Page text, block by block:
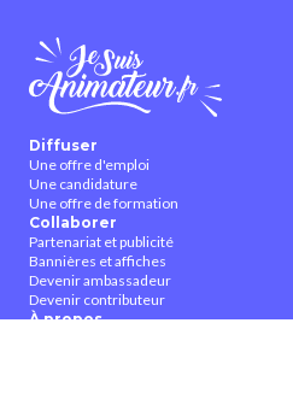
Diffuser
Une offre d'emploi
Une candidature
Une offre de formation
Collaborer
Partenariat et publicité
Bannières et affiches
Devenir ambassadeur
Devenir contributeur
À propos